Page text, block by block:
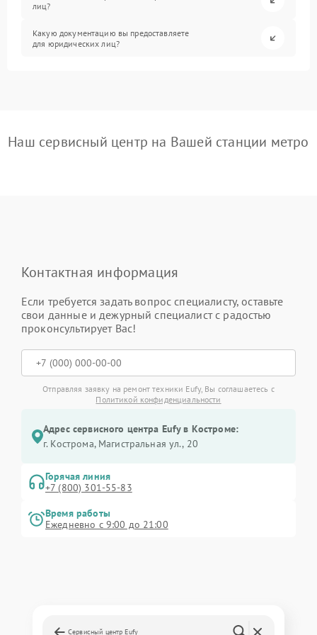
лиц?
Какую документацию вы предоставляете
для юридических лиц?
Наш сервисный центр на Вашей станции метро
Контактная информация
Если требуется задать вопрос специалисту, оставьте
свои данные и дежурный специалист с радостью
проконсультирует Вас!
Отправляя заявку на ремонт техники Eufy, Вы соглашаетесь с
Политикой конфиденциальности
Адрес сервисного центра Eufy в Костроме:
г. Кострома, Магистральная ул., 20
Горячая линия
+7 (800) 301-55-83
Время работы
Ежедневно с 9:00 до 21:00
Сервисный центр Eufy